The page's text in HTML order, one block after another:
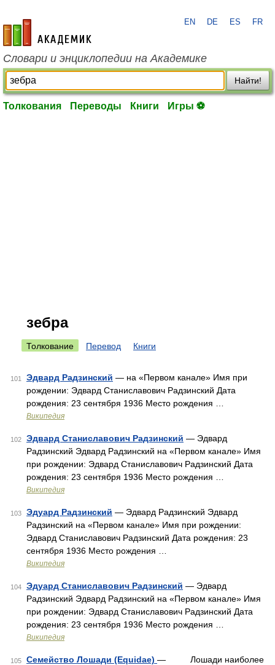
academic.ru
EN DE ES FR
Словари и энциклопедии на Академике
Найти!
Толкования Переводы Книги Игры ⚽
зебра
Толкование Перевод Книги
101 Эдвард Радзинский — на «Первом канале» Имя при
рождении: Эдвард Станиславович Радзинский Дата
рождения: 23 сентября 1936 Место рождения …
Википедия
102 Эдвард Станиславович Радзинский — Эдвард
Радзинский Эдвард Радзинский на «Первом канале» Имя
при рождении: Эдвард Станиславович Радзинский Дата
рождения: 23 сентября 1936 Место рождения …
Википедия
103 Эдуард Радзинский — Эдвард Радзинский Эдвард
Радзинский на «Первом канале» Имя при рождении:
Эдвард Станиславович Радзинский Дата рождения: 23
сентября 1936 Место рождения …
Википедия
104 Эдуард Станиславович Радзинский — Эдвард
Радзинский Эдвард Радзинский на «Первом канале» Имя
при рождении: Эдвард Станиславович Радзинский Дата
рождения: 23 сентября 1936 Место рождения …
Википедия
105 Семейство Лошади (Equidae) — Лошади наиболее